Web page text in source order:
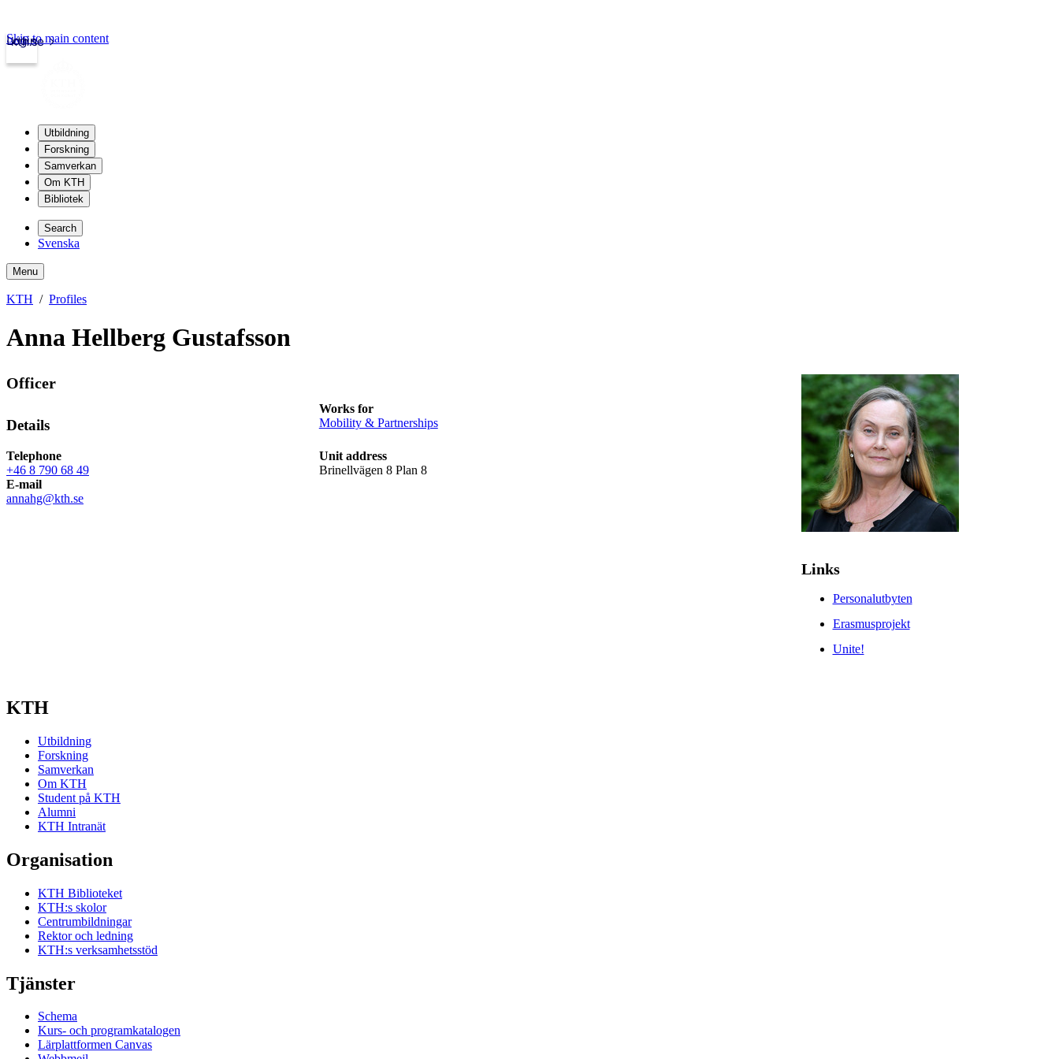
kth.se
Login
Skip to main content
Utbildning
Forskning
Samverkan
Om KTH
Bibliotek
Search
Svenska
Menu
KTH Profiles
Anna Hellberg Gustafsson
Officer
Details
Works for
Mobility & Partnerships
Telephone
+46 8 790 68 49
Unit address
Brinellvägen 8 Plan 8
E-mail
annahg@kth.se
Links
Personalutbyten
Erasmusprojekt
Unite!
KTH
Utbildning
Forskning
Samverkan
Om KTH
Student på KTH
Alumni
KTH Intranät
Organisation
KTH Biblioteket
KTH:s skolor
Centrumbildningar
Rektor och ledning
KTH:s verksamhetsstöd
Tjänster
Schema
Kurs- och programkatalogen
Lärplattformen Canvas